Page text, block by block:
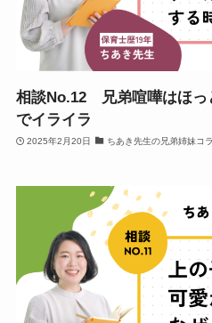
相談No.12 兄弟喧嘩はほっ
でイライラ
2025年2月20日 ちあき先生の兄弟姉妹コ